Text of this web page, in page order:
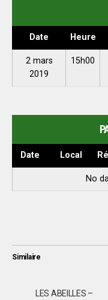
Date Heure
2 mars
2019
15h00
Date Local
No
Similaire
LES ABEILLES –